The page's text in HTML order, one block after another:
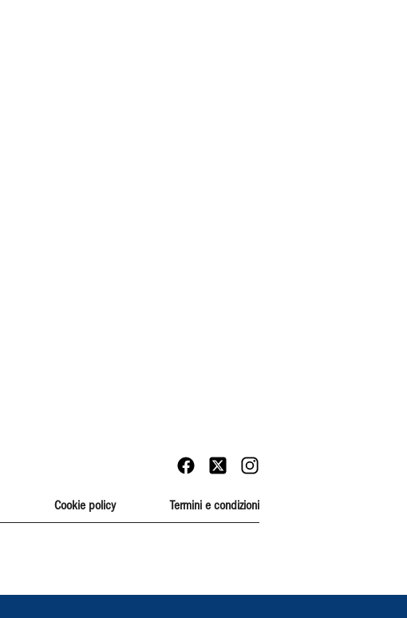
Cookie policy Termini e condizioni